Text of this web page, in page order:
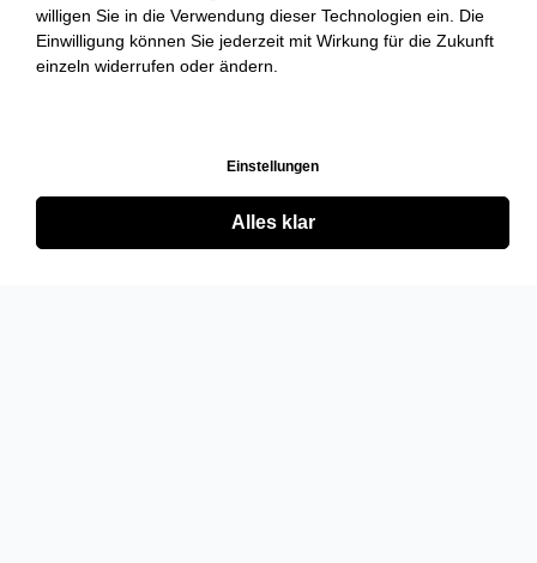
willigen Sie in die Verwendung dieser Technologien ein. Die
Einwilligung können Sie jederzeit mit Wirkung für die Zukunft
einzeln widerrufen oder ändern.
Einstellungen
Alles klar